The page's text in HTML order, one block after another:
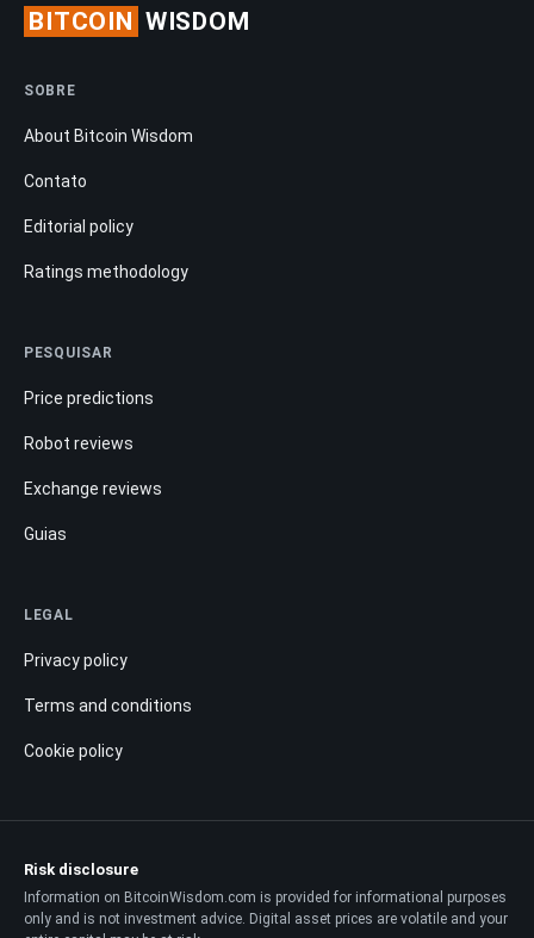
BITCOIN WISDOM
SOBRE
About Bitcoin Wisdom
Contato
Editorial policy
Ratings methodology
PESQUISAR
Price predictions
Robot reviews
Exchange reviews
Guias
LEGAL
Privacy policy
Terms and conditions
Cookie policy
Risk disclosure
Information on BitcoinWisdom.com is provided for informational purposes
only and is not investment advice. Digital asset prices are volatile and your